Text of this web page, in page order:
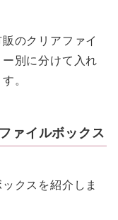
のクリアファイ
別に分けて入れ
。
ァイルボックス
クスを紹介しま